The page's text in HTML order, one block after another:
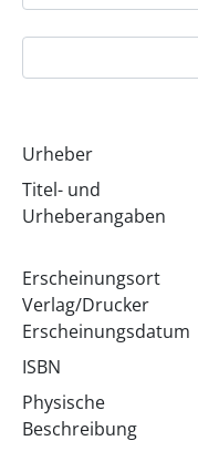
Urheber
Titel- und
Urheberangaben
Erscheinungsort
Verlag/Drucker
Erscheinungsdatum
ISBN
Physische
Beschreibung